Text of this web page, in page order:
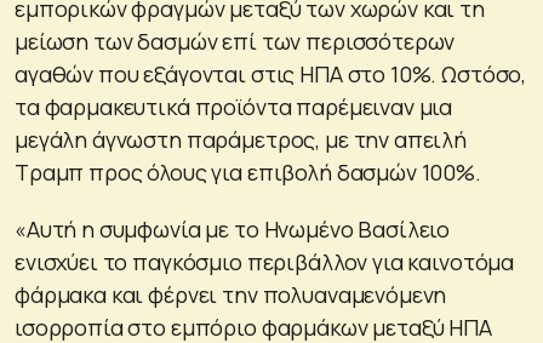
εμπορικών φραγμών μεταξύ των χωρών και τη
μείωση των δασμών επί των περισσότερων
αγαθών που εξάγονται στις ΗΠΑ στο 10%. Ωστόσο,
τα φαρμακευτικά προϊόντα παρέμειναν μια
μεγάλη άγνωστη παράμετρος, με την απειλή
Τραμπ προς όλους για επιβολή δασμών 100%.
«Αυτή η συμφωνία με το Ηνωμένο Βασίλειο
ενισχύει το παγκόσμιο περιβάλλον για καινοτόμα
φάρμακα και φέρνει την πολυαναμενόμενη
ισορροπία στο εμπόριο φαρμάκων μεταξύ ΗΠΑ